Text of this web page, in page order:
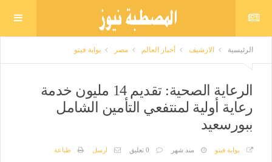
الرئيسية الارشيف أخبار العالم مصر بوابة فيتو
الرعاية الصحية: تقديم 14 مليون خدمة
رعاية أولية لمنتفعي التأمين الشامل
ببورسعيد
بوابة فيتو منذ شهر 0 تعليق ارسل طباعة